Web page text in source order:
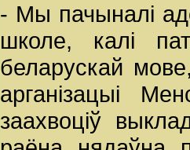
- Мы пачыналі
школе, калі
беларускай
арганізацыі
заахвоціў